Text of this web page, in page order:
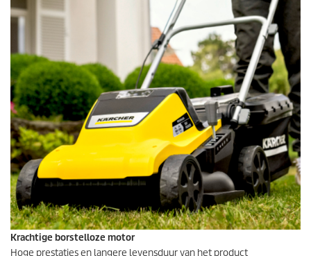
Krachtige borstelloze motor
Hoge prestaties en langere levensduur van het product